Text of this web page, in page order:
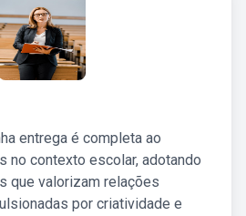
entrega é completa ao
no contexto escolar, adotando
que valorizam relações
por criatividade e